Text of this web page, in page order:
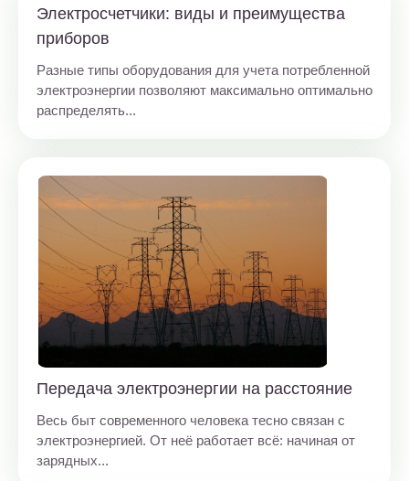
Электросчетчики: виды и преимущества
приборов
Разные типы оборудования для учета потребленной
электроэнергии позволяют максимально оптимально
распределять...
Передача электроэнергии на расстояние
Весь быт современного человека тесно связан с
электроэнергией. От неё работает всё: начиная от
зарядных...